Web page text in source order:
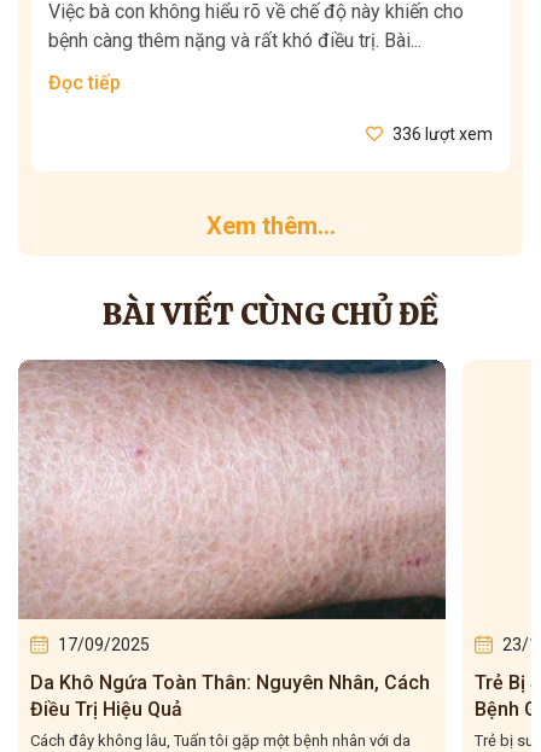
Việc bà con không hiểu rõ về chế độ này khiến cho
bệnh càng thêm nặng và rất khó điều trị. Bài...
Đọc tiếp
336 lượt xem
Xem thêm...
BÀI VIẾT CÙNG CHỦ ĐỀ
17/09/2025
Da Khô Ngứa Toàn Thân: Nguyên Nhân, Cách
Điều Trị Hiệu Quả
Cách đây không lâu, Tuấn tôi gặp một bệnh nhân với da
23/
Trẻ Bị
Bệnh
Trẻ bị